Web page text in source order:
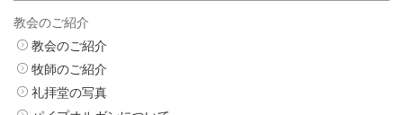
教会のご紹介
教会のご紹介
牧師のご紹介
礼拝堂の写真